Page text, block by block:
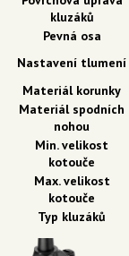
kluzáků
Pevná osa
Nastavení tlumení
Materiál korunky
Materiál spodních
nohou
Min. velikost
kotouče
Max. velikost
kotouče
Typ kluzáků